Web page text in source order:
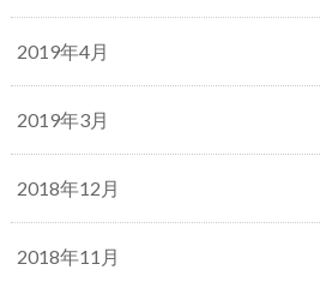
2019年4月
2019年3月
2018年12月
2018年11月